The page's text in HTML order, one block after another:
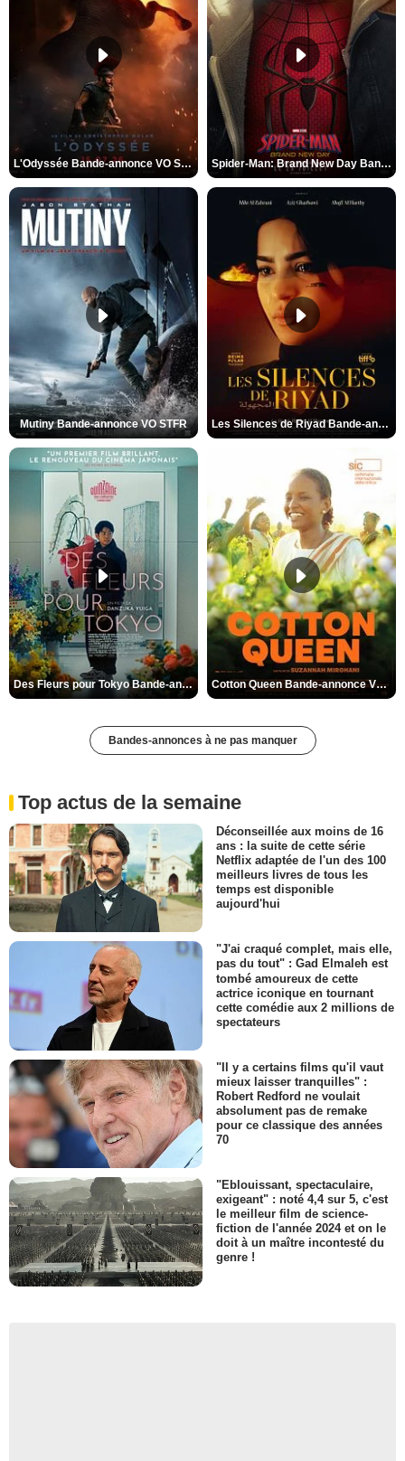
L'Odyssée Bande-annonce VO STFR Spider-Man: Brand New Day Bande-annonce VO STFR
Mutiny Bande-annonce VO STFR Les Silences de Riyad Bande-annonce VO STFR
Des Fleurs pour Tokyo Bande-annonce VO STFR Cotton Queen Bande-annonce VO STFR
Bandes-annonces à ne pas manquer
Top actus de la semaine
Déconseillée aux moins de 16
ans : la suite de cette série
Netflix adaptée de l'un des 100
meilleurs livres de tous les
temps est disponible
aujourd'hui
"J'ai craqué complet, mais elle,
pas du tout" : Gad Elmaleh est
tombé amoureux de cette
actrice iconique en tournant
cette comédie aux 2 millions de
spectateurs
"Il y a certains films qu'il vaut
mieux laisser tranquilles" :
Robert Redford ne voulait
absolument pas de remake
pour ce classique des années
70
"Eblouissant, spectaculaire,
exigeant" : noté 4,4 sur 5, c'est
le meilleur film de science-
fiction de l'année 2024 et on le
doit à un maître incontesté du
genre !